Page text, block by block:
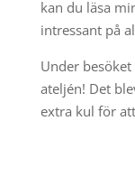
kan du läsa
intressant på
Under
ateljén! Det
extra kul för